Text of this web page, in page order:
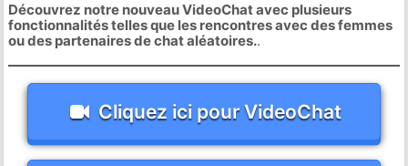
Découvrez notre nouveau VideoChat avec plusieurs
fonctionnalités telles que les rencontres avec des femmes
ou des partenaires de chat aléatoires..
Cliquez ici pour VideoChat